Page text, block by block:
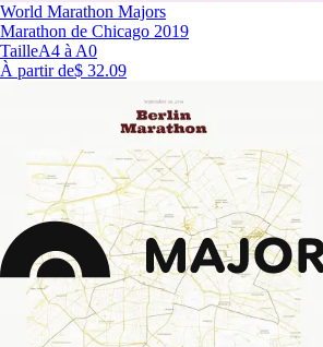
World Marathon Majors
Marathon de Chicago 2019
TailleA4 à A0
À partir de$ 32.09